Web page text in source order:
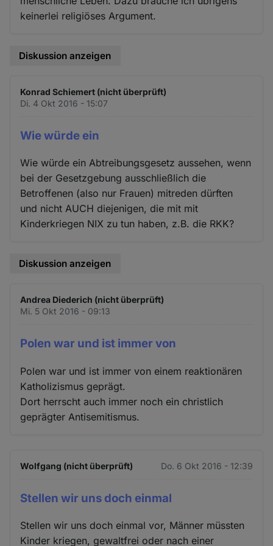
keinerlei religiöses Argument.
Diskussion anzeigen
Konrad Schiemert (nicht überprüft)
Di. 4 Okt 2016 - 15:07
Wie würde ein
Wie würde ein Abtreibungsgesetz aussehen, wenn
bei der Gesetzgebung ausschließlich die
Betroffenen (also nur Frauen) mitreden dürften
und nicht AUCH diejenigen, die mit mit
Kinderkriegen NIX zu tun haben, z.B. die RKK?
Diskussion anzeigen
Andrea Diederich (nicht überprüft)
Mi. 5 Okt 2016 - 09:13
Polen war und ist immer von
Polen war und ist immer von einem reaktionären
Katholizismus geprägt.
Dort herrscht auch immer noch ein christlich
geprägter Antisemitismus.
Wolfgang (nicht überprüft) Do. 6 Okt 2016 - 12:39
Stellen wir uns doch einmal
Stellen wir uns doch einmal vor, Männer müssten
Kinder kriegen, gewaltfrei oder nach einer